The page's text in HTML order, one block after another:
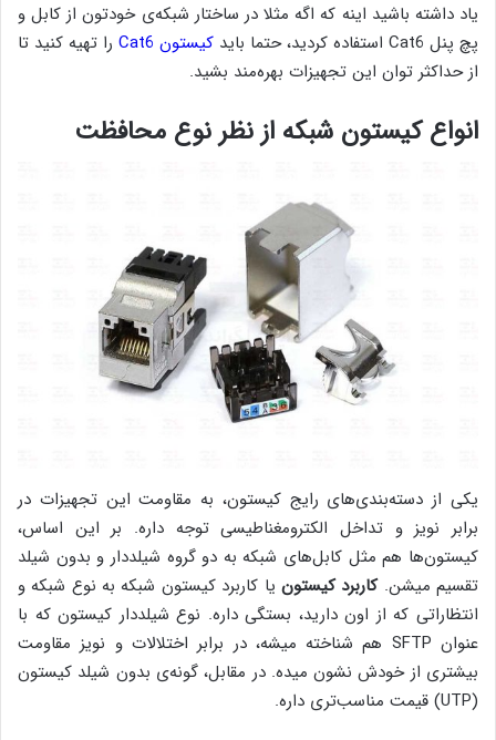
یاد داشته باشید اینه که اگه مثلا در ساختار شبکه‌ی خودتون از کابل و
پچ پنل Cat6 استفاده کردید، حتما باید
کیستون Cat6
را تهیه کنید تا
از حداکثر توان این تجهیزات بهره‌مند بشید.
انواع کیستون شبکه از نظر نوع محافظت
یکی از دسته‌بندی‌های رایج کیستون، به مقاومت این تجهیزات در
برابر نویز و تداخل الکترومغناطیسی توجه داره. بر این اساس،
کیستون‌ها هم مثل کابل‌های شبکه به دو گروه شیلددار و بدون شیلد
تقسیم میشن.کاربرد کیستون یا کاربرد کیستون شبکه به نوع شبکه و
انتظاراتی که از اون دارید، بستگی داره. نوع شیلددار کیستون که با
عنوان SFTP هم شناخته میشه، در برابر اختلالات و نویز مقاومت
بیشتری از خودش نشون میده. در مقابل، گونه‌ی بدون شیلد کیستون
(UTP) قیمت مناسب‌تری داره.